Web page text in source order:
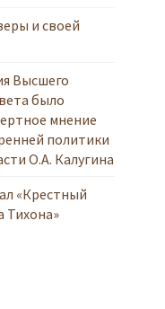
и своей
Высшего
было
мнение
политики
О.А. Калугина
«Крестный
Тихона»